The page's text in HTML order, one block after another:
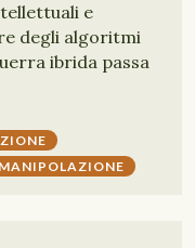
e
degli algoritmi
ibrida passa
MANIPOLAZIONE